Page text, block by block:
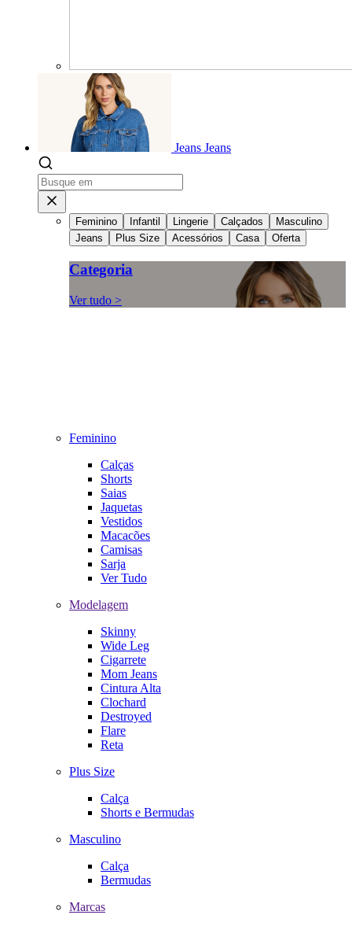
Jeans Jeans
Feminino Infantil Lingerie Calçados
Masculino
Jeans
Plus Size Acessórios Casa Oferta
Categoria
Ver tudo >
Feminino
Calças
Shorts
Saias
Jaquetas
Vestidos
Macacões
Camisas
Sarja
Ver Tudo
Modelagem
Skinny
Wide Leg
Cigarrete
Mom Jeans
Cintura Alta
Clochard
Destroyed
Flare
Reta
Plus Size
Calça
Shorts e Bermudas
Masculino
Calça
Bermudas
Marcas